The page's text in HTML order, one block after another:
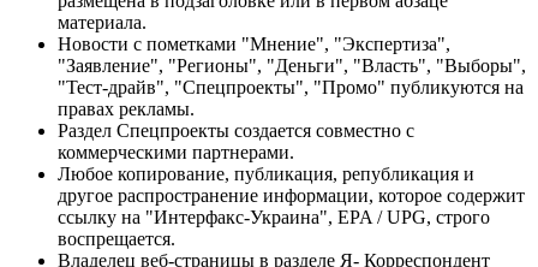
материала.
Новости с пометками "Мнение", "Экспертиза",
"Заявление", "Регионы", "Деньги", "Власть", "Выборы",
"Тест-драйв", "Спецпроекты", "Промо" публикуются на
правах рекламы.
Раздел Спецпроекты создается совместно с
коммерческими партнерами.
Любое копирование, публикация, републикация и
другое распространение информации, которое содержит
ссылку на "Интерфакс-Украина", EPA / UPG, строго
воспрещается.
Владелец веб-страницы в разделе Я- Корреспондент